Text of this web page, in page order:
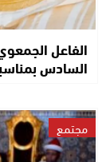
الفاعل
السادس
مجتمع